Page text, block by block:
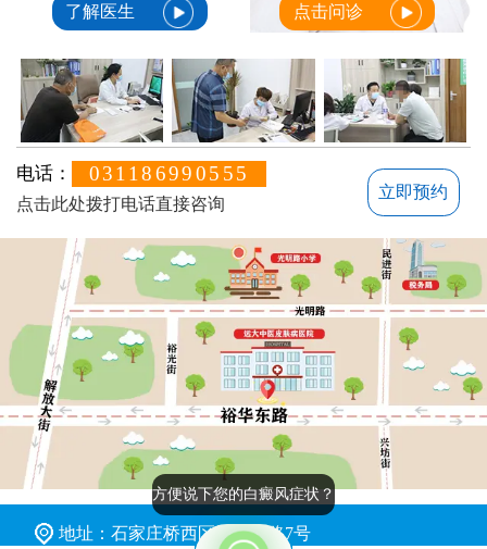
了解医生 点击问诊
电话： 031186990555
点击此处拨打电话直接咨询
立即预约
地址：石家庄桥西区裕华东路7号
方便说下您的白癜风症状？